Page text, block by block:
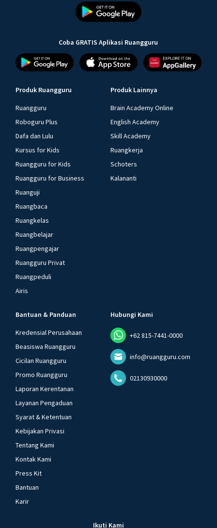
Coba GRATIS Aplikasi Ruangguru
Produk Ruangguru
Ruangguru
Roboguru Plus
Dafa dan Lulu
Kursus for Kids
Ruangguru for Kids
Ruangguru for Business
Ruanguji
Ruangbaca
Ruangkelas
Ruangbelajar
Ruangpengajar
Ruangguru Privat
Ruangpeduli
Airis
Produk Lainnya
Brain Academy Online
English Academy
Skill Academy
Ruangkerja
Schoters
Kalananti
Bantuan & Panduan
Kredensial Perusahaan
Beasiswa Ruangguru
Cicilan Ruangguru
Promo Ruangguru
Laporan Kerentanan
Layanan Pengaduan
Syarat & Ketentuan
Kebijakan Privasi
Tentang Kami
Kontak Kami
Press Kit
Bantuan
Karir
Hubungi Kami
+62 815-7441-0000
info@ruangguru.com
02130930000
Ikuti Kami